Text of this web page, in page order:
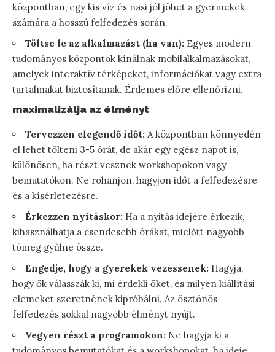
központban, egy kis víz és nasi jól jöhet a gyermekek
számára a hosszú felfedezés során.
Töltse le az alkalmazást (ha van): Egyes modern
tudományos központok kínálnak mobilalkalmazásokat,
amelyek interaktív térképeket, információkat vagy extra
tartalmakat biztosítanak. Érdemes előre ellenőrizni.
maximalizálja az élményt
Tervezzen elegendő időt: A központban könnyedén
el lehet tölteni 3-5 órát, de akár egy egész napot is,
különösen, ha részt vesznek workshopokon vagy
bemutatókon. Ne rohanjon, hagyjon időt a felfedezésre
és a kísérletezésre.
Érkezzen nyitáskor: Ha a nyitás idejére érkezik,
kihasználhatja a csendesebb órákat, mielőtt nagyobb
tömeg gyűlne össze.
Engedje, hogy a gyerekek vezessenek: Hagyja,
hogy ők válasszák ki, mi érdekli őket, és milyen kiállítási
elemeket szeretnének kipróbálni. Az ösztönös
felfedezés sokkal nagyobb élményt nyújt.
Vegyen részt a programokon: Ne hagyja ki a